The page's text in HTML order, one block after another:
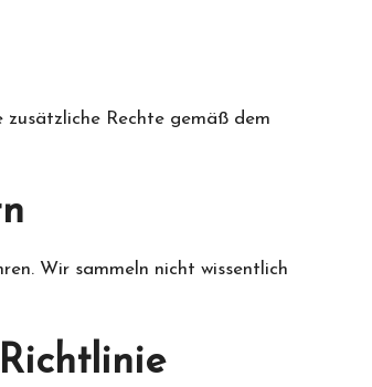
zusätzliche Rechte gemäß dem
Wir sammeln nicht wissentlich